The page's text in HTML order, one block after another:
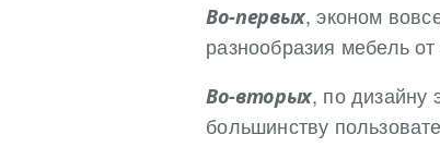
Во-первых, эконом
разнообразия мебель
Во-вторых, по дизайну
большинству